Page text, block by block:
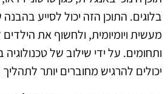
בלוגים. התוכן הזה יכול לסייע
מעשית ויומיומית, ולחשוף את
ותחומים. על ידי שילוב של
יכולים להרגיש מחוברים יותר